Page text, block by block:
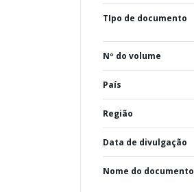
TIpo de documento
Nº do volume
País
Região
Data de divulgação
Nome do documento